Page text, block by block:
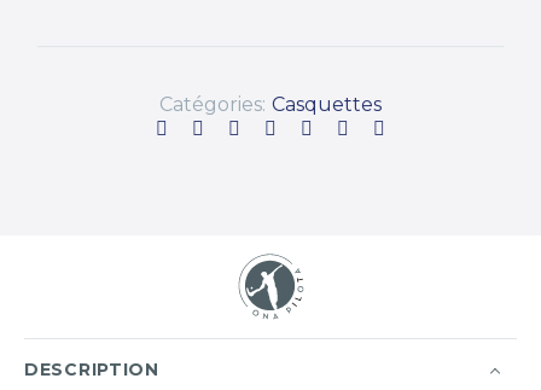
Catégories: Casquettes
DESCRIPTION